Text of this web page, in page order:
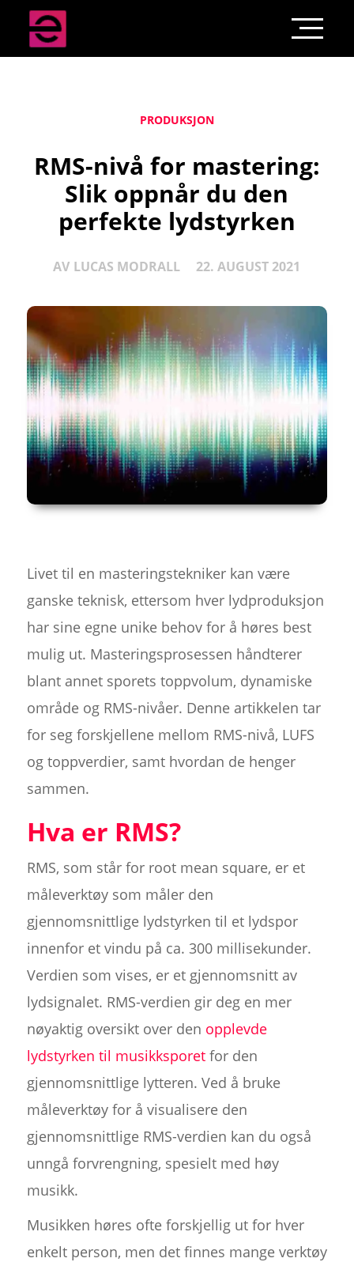
PRODUKSJON
RMS-nivå for mastering:
Slik oppnår du den
perfekte lydstyrken
AV LUCAS MODRALL 22. AUGUST 2021
Livet til en masteringstekniker kan være
ganske teknisk, ettersom hver lydproduksjon
har sine egne unike behov for å høres best
mulig ut. Masteringsprosessen håndterer
blant annet sporets toppvolum, dynamiske
område og RMS-nivåer. Denne artikkelen tar
for seg forskjellene mellom RMS-nivå, LUFS
og toppverdier, samt hvordan de henger
sammen.
Hva er RMS?
RMS, som står for root mean square, er et
måleverktøy som måler den
gjennomsnittlige lydstyrken til et lydspor
innenfor et vindu på ca. 300 millisekunder.
Verdien som vises, er et gjennomsnitt av
lydsignalet. RMS-verdien gir deg en mer
nøyaktig oversikt over den opplevde
lydstyrken til musikksporetfor den
gjennomsnittlige lytteren. Ved å bruke
måleverktøy for å visualisere den
gjennomsnittlige RMS-verdien kan du også
unngå forvrengning, spesielt med høy
musikk.
Musikken høres ofte forskjellig ut for hver
enkelt person, men det finnes mange verktøy